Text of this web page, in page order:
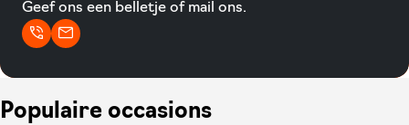
Geef ons een belletje of mail ons.
Populaire occasions